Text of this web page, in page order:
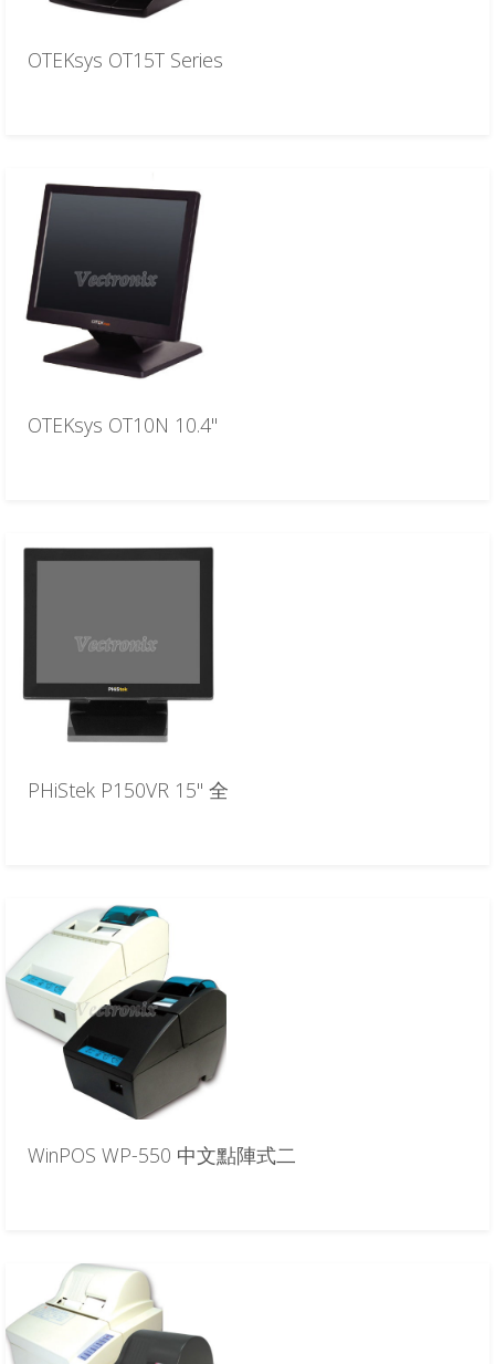
OTEKsys OT15T Series
OTEKsys OT10N 10.4"
PHiStek P150VR 15" 全
WinPOS WP-550 中文點陣式二